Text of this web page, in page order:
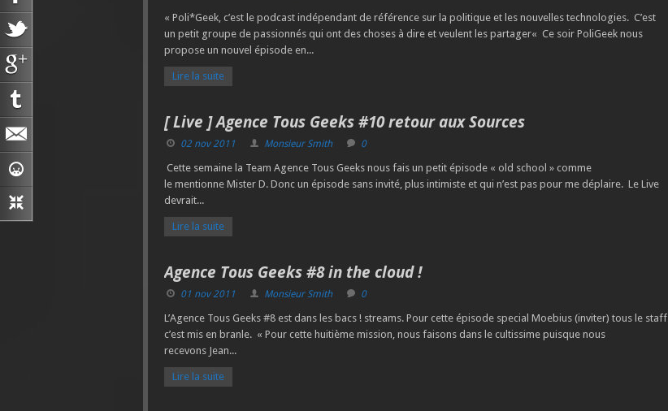
« Poli*Geek, c’est le podcast indépendant de référence sur la politique et les nouvelles technologies. C’est
un petit groupe de passionnés qui ont des choses à dire et veulent les partager« Ce soir PoliGeek nous
propose un nouvel épisode en...
Lire la suite
[ Live ] Agence Tous Geeks #10 retour aux Sources
02 nov 2011 Monsieur Smith 0
Cette semaine la Team Agence Tous Geeks nous fais un petit épisode « old school » comme
le mentionne Mister D. Donc un épisode sans invité, plus intimiste et qui n’est pas pour me déplaire. Le Live
devrait...
Lire la suite
Agence Tous Geeks #8 in the cloud !
01 nov 2011 Monsieur Smith 0
L’Agence Tous Geeks #8 est dans les bacs ! streams. Pour cette épisode special Moebius (inviter) tous le staff
c’est mis en branle. « Pour cette huitième mission, nous faisons dans le cultissime puisque nous
recevons Jean...
Lire la suite